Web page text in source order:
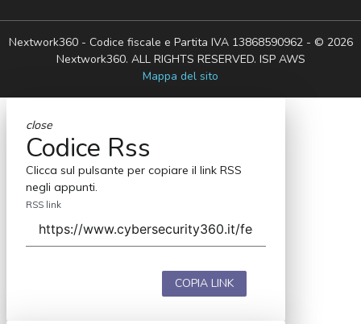
Nextwork360 - Codice fiscale e Partita IVA 13868590962 - © 2026
Nextwork360. ALL RIGHTS RESERVED. ISP AWS
Mappa del sito
close
Codice Rss
Clicca sul pulsante per copiare il link RSS
negli appunti.
RSS link
COPIA LINK